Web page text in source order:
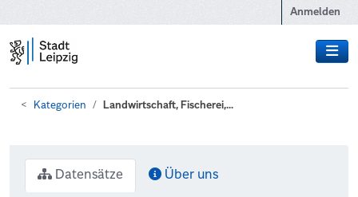
Anmelden
Kategorien Landwirtschaft, Fischerei,...
Datensätze Über uns